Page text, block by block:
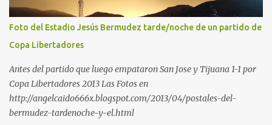
Foto del Estadio Jesús Bermudez tarde/noche de un partido de
Copa Libertadores
Antes del partido que luego empataron San Jose y Tijuana 1-1 por
Copa Libertadores 2013 Las Fotos en
http://angelcaido666x.blogspot.com/2013/04/postales-del-
bermudez-tardenoche-y-el.html